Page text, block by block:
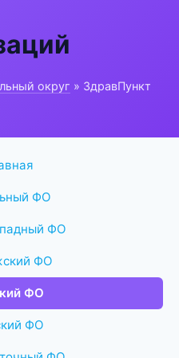
округ » ЗдравПункт
ФО
ФО
ФО
ФО
ФО